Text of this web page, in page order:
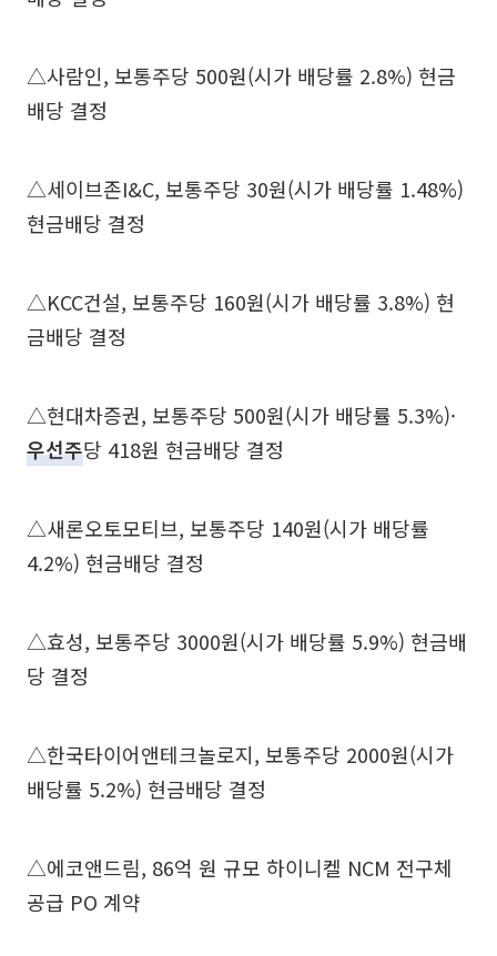
△사람인, 보통주당 500원(시가 배당률 2.8%) 현금
배당 결정
△세이브존I&C, 보통주당 30원(시가 배당률 1.48%)
현금배당 결정
△KCC건설, 보통주당 160원(시가 배당률 3.8%) 현
금배당 결정
△현대차증권, 보통주당 500원(시가 배당률 5.3%)·
우선주당 418원 현금배당 결정
△새론오토모티브, 보통주당 140원(시가 배당률
4.2%) 현금배당 결정
△효성, 보통주당 3000원(시가 배당률 5.9%) 현금배
당 결정
△한국타이어앤테크놀로지, 보통주당 2000원(시가
배당률 5.2%) 현금배당 결정
△에코앤드림, 86억 원 규모 하이니켈 NCM 전구체
공급 PO 계약